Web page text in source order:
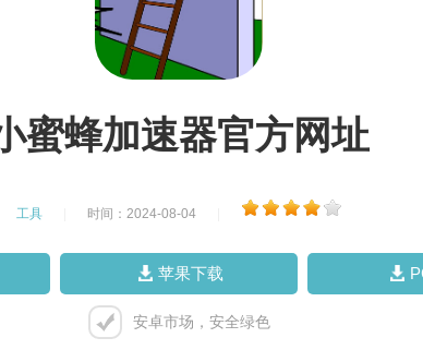
蜜蜂加速器官方网址
工具 时间：2024-08-04
苹果下载
安卓市场，安全绿色